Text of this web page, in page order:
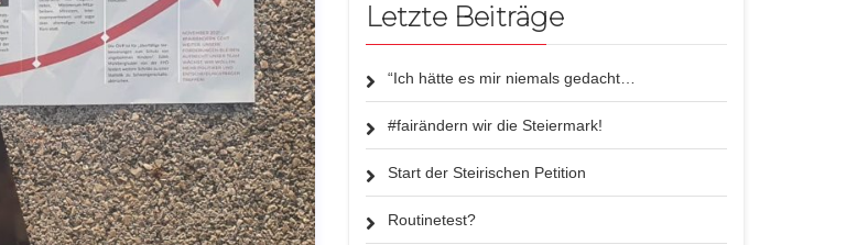
Letzte Beiträge
“Ich hätte es mir niemals gedacht…
#fairändern wir die Steiermark!
Start der Steirischen Petition
Routinetest?